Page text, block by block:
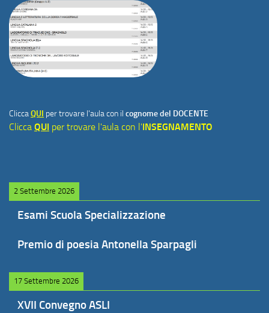
CliccaQUI per trovare l'aula con il cognome del DOCENTE
Clicca QUI per trovare l'aula con l'INSEGNAMENTO
2 Settembre 2026
Esami Scuola Specializzazione
Premio di poesia Antonella Sparpagli
17 Settembre 2026
XVII Convegno ASLI